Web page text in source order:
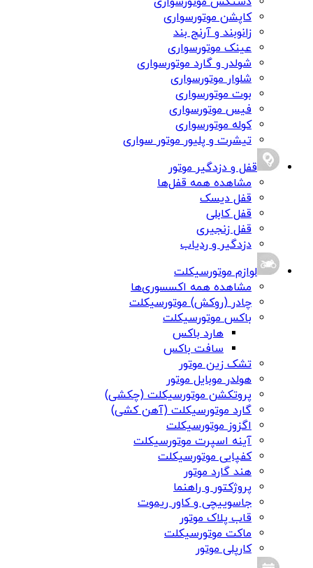
کاپشن موتورسواری
زانوبند و آرنج بند
عینک موتورسواری
شولدر و گارد موتورسواری
شلوار موتورسواری
بوت موتورسواری
فیس موتورسواری
کوله موتورسواری
تیشرت و پلیور موتور سواری
قفل و دزدگیر موتور
مشاهده همه قفل‌ها
قفل دیسک
قفل کابلی
قفل زنجیری
دزدگیر و ردیاب
لوازم موتورسیکلت
مشاهده همه اکسسوری‌ها
چادر (روکش) موتورسیکلت
باکس موتورسیکلت
هارد باکس
سافت باکس
تشک زین موتور
هولدر موبایل موتور
پروتکشن موتورسیکلت (چکشی)
گارد موتورسیکلت (آهن کشی)
اگزوز موتورسیکلت
آینه اسپرت موتورسیکلت
کفپایی موتورسیکلت
هند گارد موتور
پروژکتور و راهنما
جاسوییچی و کاور ریموت
قاب پلاک موتور
ماکت موتورسیکلت
کارپلی موتور